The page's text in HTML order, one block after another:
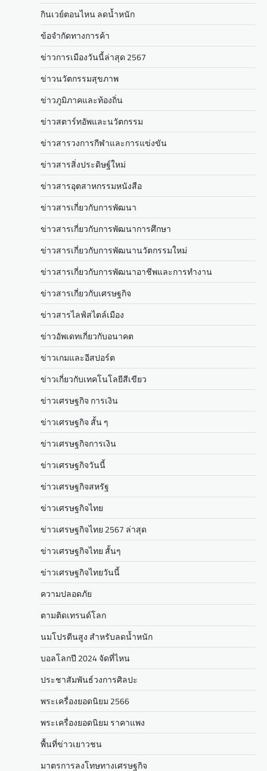
กินเวย์ตอนไหน ลดน้ำหนัก
ข้อจำกัดทางการค้า
ข่าวการเมืองวันนี้ล่าสุด 2567
ข่าวนวัตกรรมสุขภาพ
ข่าวภูมิภาคและท้องถิ่น
ข่าวสตาร์ทอัพและนวัตกรรม
ข่าวสารวงการกีฬาและการแข่งขัน
ข่าวสารสิ่งประดิษฐ์ใหม่
ข่าวสารอุตสาหกรรมหนังสือ
ข่าวสารเกี่ยวกับการพัฒนา
ข่าวสารเกี่ยวกับการพัฒนาการศึกษา
ข่าวสารเกี่ยวกับการพัฒนานวัตกรรมใหม่
ข่าวสารเกี่ยวกับการพัฒนาอาชีพและการทำงาน
ข่าวสารเกี่ยวกับเศรษฐกิจ
ข่าวสารไลฟ์สไตล์เมือง
ข่าวอัพเดทเกี่ยวกับอนาคต
ข่าวเกมและอีสปอร์ต
ข่าวเกี่ยวกับเทคโนโลยีสีเขียว
ข่าวเศรษฐกิจ การเงิน
ข่าวเศรษฐกิจ สั้น ๆ
ข่าวเศรษฐกิจการเงิน
ข่าวเศรษฐกิจวันนี้
ข่าวเศรษฐกิจสหรัฐ
ข่าวเศรษฐกิจไทย
ข่าวเศรษฐกิจไทย 2567 ล่าสุด
ข่าวเศรษฐกิจไทย สั้นๆ
ข่าวเศรษฐกิจไทยวันนี้
ความปลอดภัย
ตามติดเทรนด์โลก
นมโปรตีนสูง สำหรับลดน้ำหนัก
บอลโลกปี 2024 จัดที่ไหน
ประชาสัมพันธ์วงการศิลปะ
พระเครื่องยอดนิยม 2566
พระเครื่องยอดนิยม ราคาแพง
พื้นที่ข่าวเยาวชน
มาตรการลงโทษทางเศรษฐกิจ